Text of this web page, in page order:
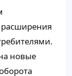
расширения
новые